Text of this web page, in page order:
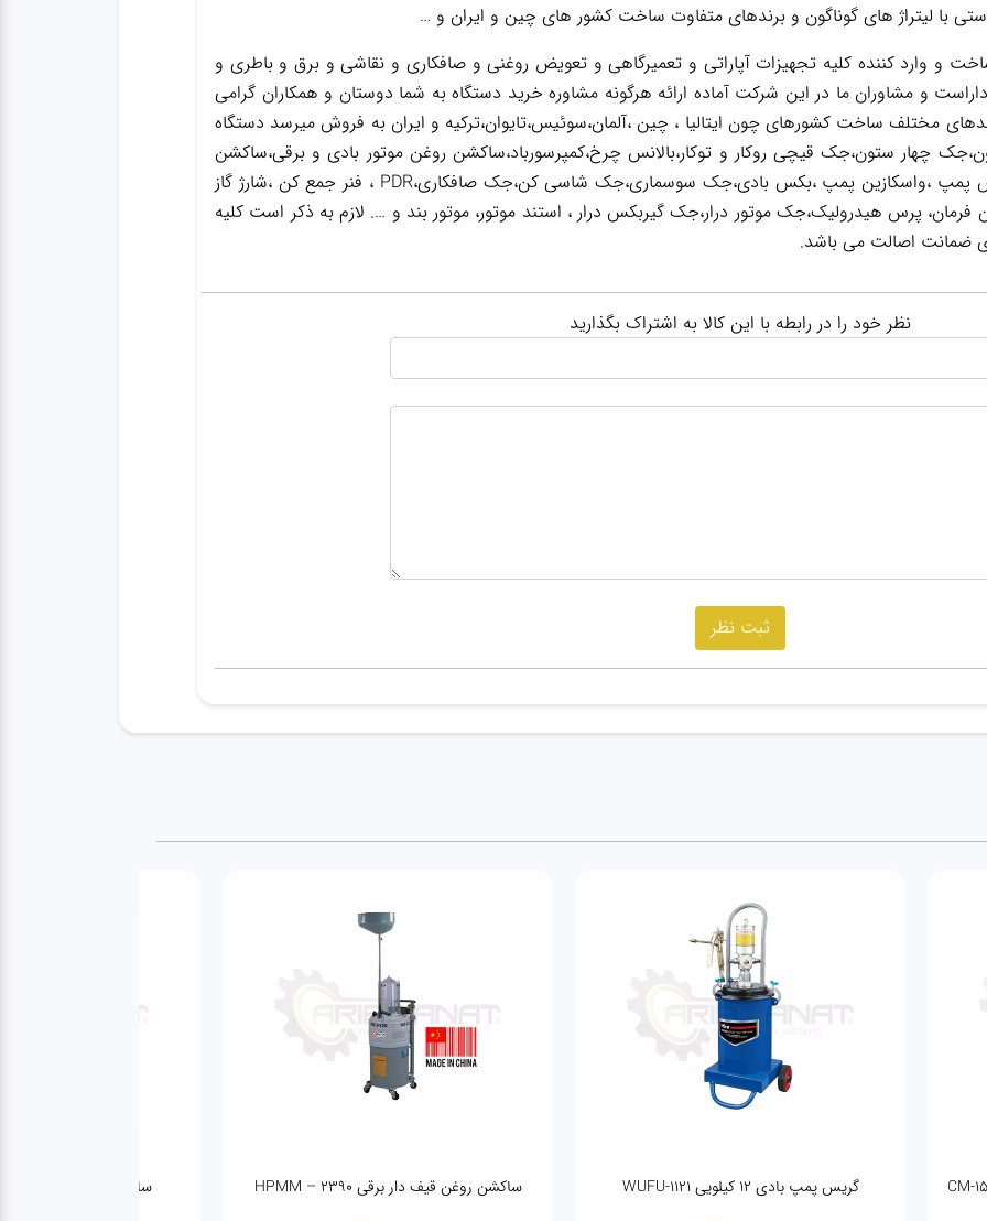
با لیتراژ های گوناگون و برندهای متفاوت ساخت کشور های چین و ایران و …
وارد کننده کلیه تجهیزات آپاراتی و تعمیرگاهی و تعویض روغنی و صافکاری و نقاشی و برق و باطری و
و مشاوران ما در این شرکت آماده ارائه هرگونه مشاوره خرید دستگاه به شما دوستان و همکاران گرامی
مختلف ساخت کشورهای چون ایتالیا ، چین ،آلمان،سوئیس،تایوان،ترکیه و ایران به فروش میرسد دستگاه
چهار ستون،جک قیچی روکار و توکار،بالانس چرخ،کمپرسورباد،ساکشن روغن موتور بادی و برقی،ساکشن
روغن گیربکس ،ساکشن روغن ترمز،گریس پمپ ،واسکازین پمپ ،بکس بادی،جک سوسماری،جک شاسی کن،جک صافکاری،PDR ، فنر جمع کن ،شارژ گاز
فرمان، پرس هیدرولیک،جک موتور درار،جک گیربکس درار ، استند موتور، موتور بند و …. لازم به ذکر است کلیه
ضمانت اصالت می باشد.
نظر خود را در رابطه با این کالا به اشتراک بگذارید
گریس پمپ بادی ۱۲ کیلویی WUFU-1121 ساکشن روغن قیف دار برقی HPMM – 2390 ساکشن روغن برقی